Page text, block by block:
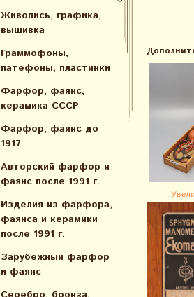
Живопись, графика,
вышивка
Граммофоны,
патефоны, пластинки
Фарфор, фаянс,
керамика СССР
Фарфор, фаянс до
1917
Авторский фарфор и
фаянс после 1991 г.
Изделия из фарфора,
фаянса и керамики
после 1991 г.
Зарубежный фарфор
и фаянс